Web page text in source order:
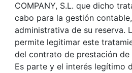
COMPANY, S.L. que dicho
cabo para la gestión
administrativa de su reserva.
permite legitimar este
del contrato de prestación de
Es parte y el interés legítimo